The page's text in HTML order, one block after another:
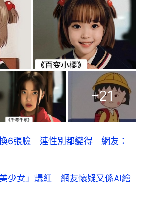
+21
6張臉 連性別都變得 網友：
少女」爆紅 網友懷疑又係AI繪